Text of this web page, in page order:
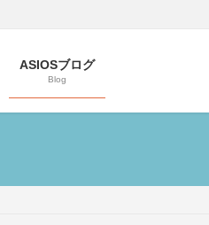
ASIOSブログ
Blog